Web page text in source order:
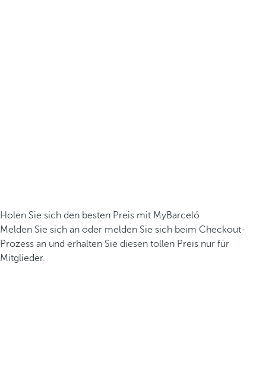
Holen Sie sich den besten Preis mit MyBarceló
Melden Sie sich an oder melden Sie sich beim Checkout-
Prozess an und erhalten Sie diesen tollen Preis nur für
Mitglieder.